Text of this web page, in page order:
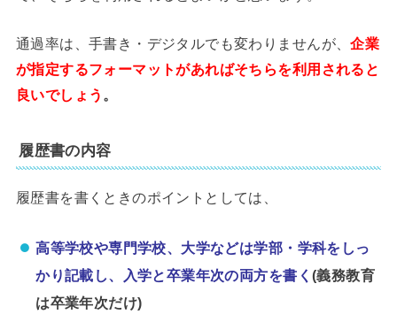
通過率は、手書き・デジタルでも変わりませんが、企業
が指定するフォーマットがあればそちらを利用されると
良いでしょう 。
履歴書の内容
履歴書を書くときのポイントとしては、
高等学校や専門学校、大学などは学部・学科をしっ
かり記載し、入学と卒業年次の両方を書く (義務教育
は卒業年次だけ)